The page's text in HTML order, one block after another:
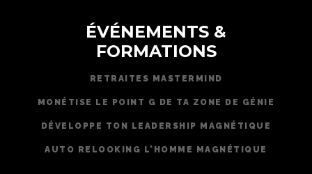
ÉVÉNEMENTS &
FORMATIONS
RETRAITES MASTERMIND
MONÉTISE LE POINT G DE TA ZONE DE GÉNIE
DÉVELOPPE TON LEADERSHIP MAGNÉTIQUE
AUTO RELOOKING L'HOMME MAGNÉTIQUE